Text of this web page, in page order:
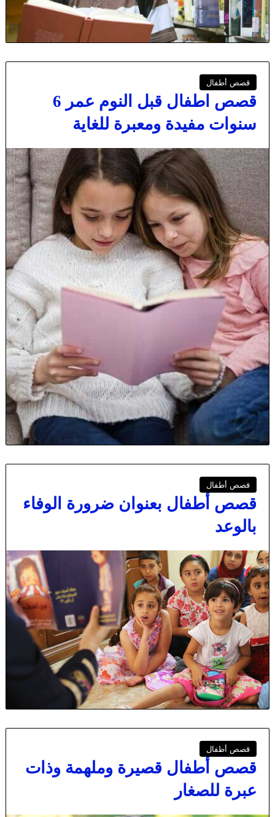
قصص أطفال
قصص اطفال قبل النوم عمر 6
سنوات مفيدة ومعبرة للغاية
قصص أطفال
قصص أطفال بعنوان ضرورة الوفاء
بالوعد
قصص أطفال
قصص أطفال قصيرة وملهمة وذات
عبرة للصغار